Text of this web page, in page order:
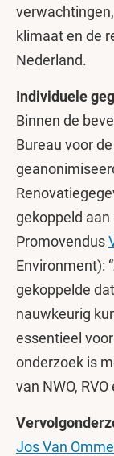
klimaat en de
Nederland.
Individuele
Binnen de
Bureau voor
gekoppeld
Promovendus
Environment):
gekoppelde
nauwkeurig
essentieel
onderzoek is
van NWO,
Jos Van